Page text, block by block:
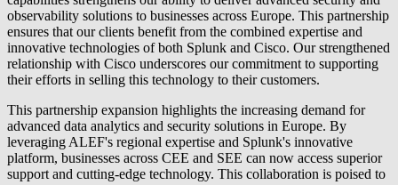
observability solutions to businesses across Europe. This partnership
ensures that our clients benefit from the combined expertise and
innovative technologies of both Splunk and Cisco. Our strengthened
relationship with Cisco underscores our commitment to supporting
their efforts in selling this technology to their customers.
This partnership expansion highlights the increasing demand for
advanced data analytics and security solutions in Europe. By
leveraging ALEF's regional expertise and Splunk's innovative
platform, businesses across CEE and SEE can now access superior
support and cutting-edge technology. This collaboration is poised to